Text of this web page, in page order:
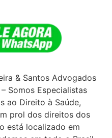
& Santos Advogados
Somos Especialistas
ao Direito à Saúde,
prol dos direitos dos
está localizado em